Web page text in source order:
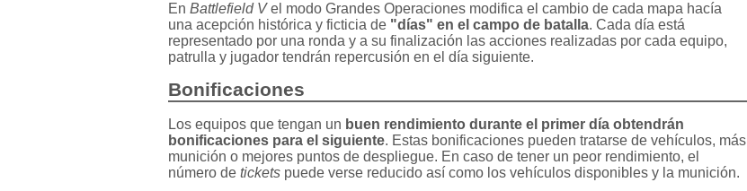
En Battlefield Vel modo Grandes Operaciones modifica el cambio de cada mapa hacía
una acepción histórica y ficticia de "días" en el campo de batalla. Cada día está
representado por una ronda y a su finalización las acciones realizadas por cada equipo,
patrulla y jugador tendrán repercusión en el día siguiente.
Bonificaciones
Los equipos que tengan un buen rendimiento durante el primer día obtendrán
bonificaciones para el siguiente. Estas bonificaciones pueden tratarse de vehículos, más
munición o mejores puntos de despliegue. En caso de tener un peor rendimiento, el
número de tickets puede verse reducido así como los vehículos disponibles y la munición.